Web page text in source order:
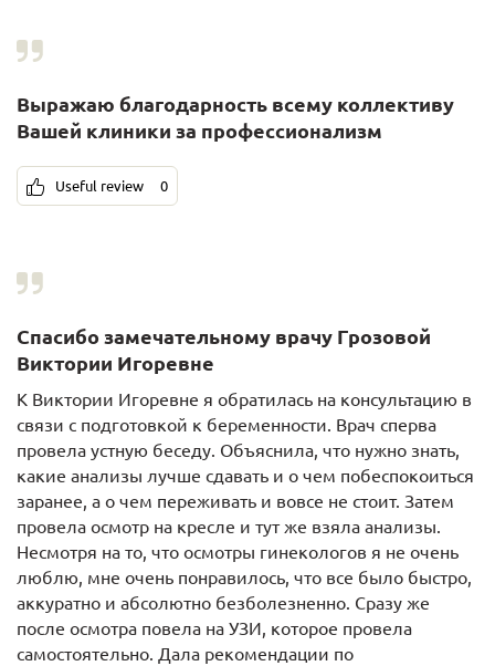
Выражаю благодарность всему коллективу
Вашей клиники за профессионализм
Useful review 0
Спасибо замечательному врачу Грозовой
Виктории Игоревне
К Виктории Игоревне я обратилась на консультацию в
связи с подготовкой к беременности. Врач сперва
провела устную беседу. Объяснила, что нужно знать,
какие анализы лучше сдавать и о чем побеспокоиться
заранее, а о чем переживать и вовсе не стоит. Затем
провела осмотр на кресле и тут же взяла анализы.
Несмотря на то, что осмотры гинекологов я не очень
люблю, мне очень понравилось, что все было быстро,
аккуратно и абсолютно безболезненно. Сразу же
после осмотра повела на УЗИ, которое провела
самостоятельно. Дала рекомендации по